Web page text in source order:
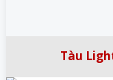
Tàu